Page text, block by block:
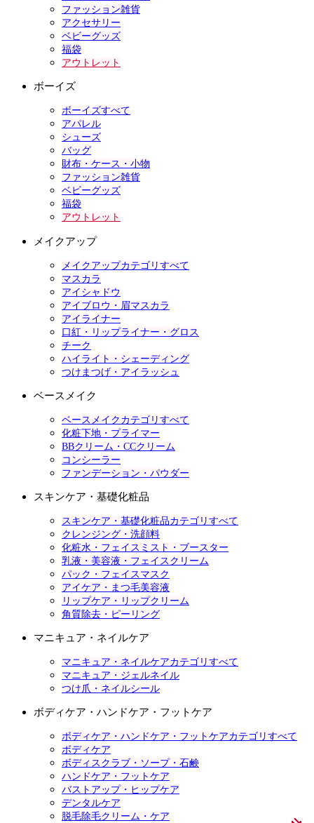
ファッション雑貨
アクセサリー
ベビーグッズ
福袋
アウトレット
ボーイズ
ボーイズすべて
アパレル
シューズ
バッグ
財布・ケース・小物
ファッション雑貨
ベビーグッズ
福袋
アウトレット
メイクアップ
メイクアップカテゴリすべて
マスカラ
アイシャドウ
アイブロウ・眉マスカラ
アイライナー
口紅・リップライナー・グロス
チーク
ハイライト・シェーディング
つけまつげ・アイラッシュ
ベースメイク
ベースメイクカテゴリすべて
化粧下地・プライマー
BBクリーム・CCクリーム
コンシーラー
ファンデーション・パウダー
スキンケア・基礎化粧品
スキンケア・基礎化粧品カテゴリすべて
クレンジング・洗顔料
化粧水・フェイスミスト・ブースター
乳液・美容液・フェイスクリーム
パック・フェイスマスク
アイケア・まつ毛美容液
リップケア・リップクリーム
角質除去・ピーリング
マニキュア・ネイルケア
マニキュア・ネイルケアカテゴリすべて
マニキュア・ジェルネイル
つけ爪・ネイルシール
ボディケア・ハンドケア・フットケア
ボディケア・ハンドケア・フットケアカテゴリすべて
ボディケア
ボディスクラブ・ソープ・石鹸
ハンドケア・フットケア
バストアップ・ヒップケア
デンタルケア
脱毛除毛クリーム・ケア